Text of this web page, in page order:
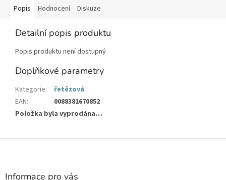
Popis Hodnocení Diskuze
Detailní popis produktu
Popis produktu není dostupný
Doplňkové parametry
Kategorie:
řetězová
EAN:
0088381670852
Položka byla vyprodána…
Z
Informace pro vás